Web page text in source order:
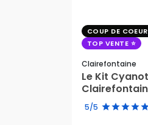
COUP DE
TOP VENTE
Clairefontaine
Le Kit
5/5